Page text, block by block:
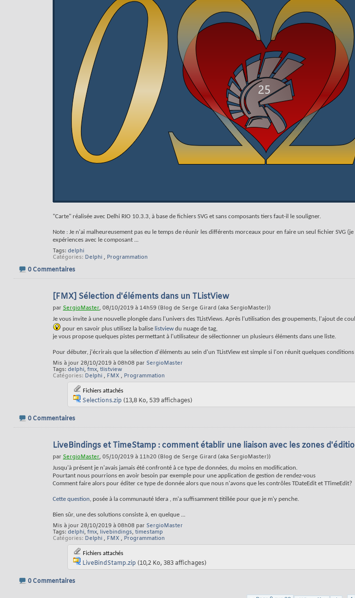
"Carte" réalisée avec Delhi RIO 10.3.3, à base de fichiers SVG et sans composants tiers faut-il le souligner.
Note : Je n'ai malheureusement pas eu le temps de réunir les différents morceaux pour en faire un seul fichier SVG
expériences avec le composant ...
Tags: delphi
Catégories Delphi , Programmation
0 Commentaires
[FMX] Sélection d'éléments dans un TListView
par SergioMaster, 08/10/2019 à 14h59 (Blog de Serge Girard (aka SergioMaster))
Je vous invite à une nouvelle plongée dans l'univers des TListViews. Après l'utilisation des groupements, l'ajout de
pour en savoir plus utilisez la balise listview du nuage de tag,
je vous propose quelques pistes permettant à l'utilisateur de sélectionner un plusieurs éléments dans une liste.
Pour débuter, j'écrirais que la sélection d'éléments au sein d'un TListView est simple si l'on réunit quelques conditions
Mis à jour 28/10/2019 à 08h08 par SergioMaster
Tags: delphi, fmx, tlistview
Catégories Delphi , FMX , Programmation
Fichiers attachés
Selections.zip (13,8 Ko, 539 affichages)
0 Commentaires
LiveBindings et TimeStamp : comment établir une liaison avec les zones
par SergioMaster, 05/10/2019 à 11h20 (Blog de Serge Girard (aka SergioMaster))
Jusqu'à présent je n'avais jamais été confronté à ce type de données, du moins en modification.
Pourtant nous pourrions en avoir besoin par exemple pour une application de gestion de rendez-vous
Comment faire alors pour éditer ce type de donnée alors que nous n'avons que les contrôles TDateEdit et TTimeEdit?
Cette question, posée à la communauté Idera , m'a suffisamment titillée pour que je m'y penche.
Bien sûr, une des solutions consiste à, en quelque ...
Mis à jour 28/10/2019 à 08h08 par SergioMaster
Tags: delphi, fmx, livebindings, timestamp
Catégories Delphi , FMX , Programmation
Fichiers attachés
LiveBindStamp.zip (10,2 Ko, 383 affichages)
0 Commentaires